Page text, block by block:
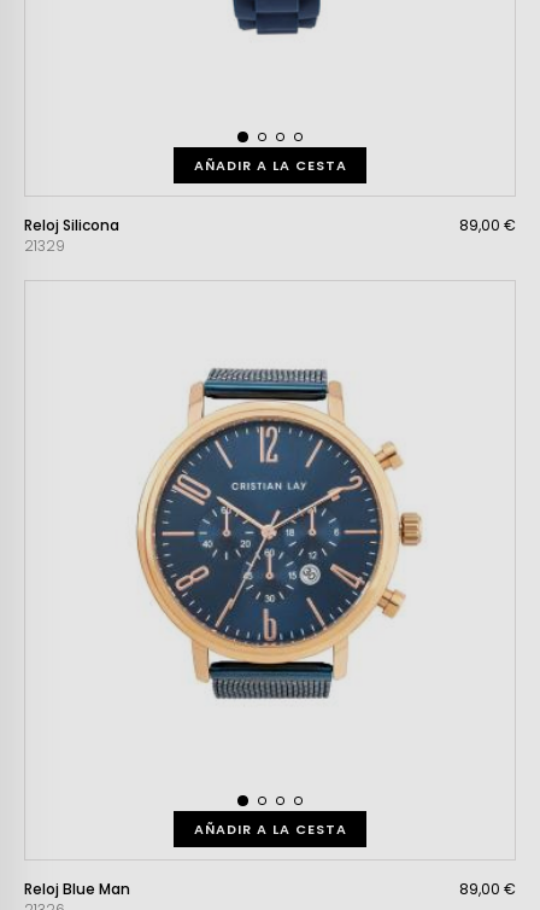
AÑADIR A LA CESTA
Reloj Silicona
21329
89,00 €
AÑADIR A LA CESTA
Reloj Blue Man
89,00 €